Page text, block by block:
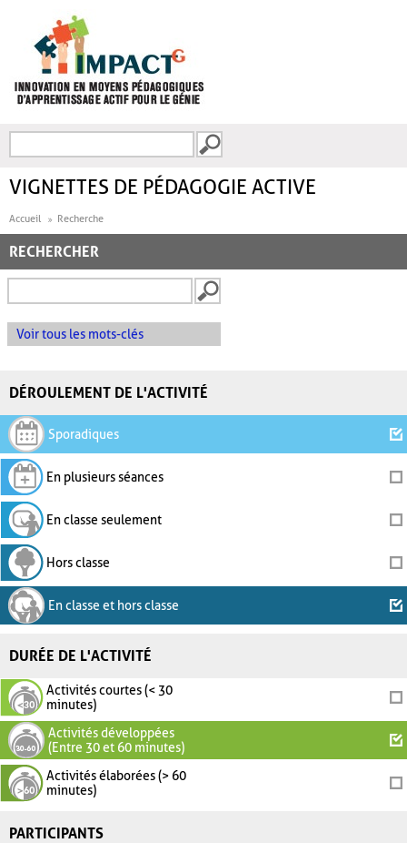
FORMULAIRE DE
VIGNETTES DE PÉDAGOGIE ACTIVE
Accueil Recherche
RECHERCHER
Voir tous les mots-clés
DÉROULEMENT DE L'ACTIVITÉ
Sporadiques
En plusieurs séances
En classe seulement
Hors classe
En classe et hors classe
DURÉE DE L'ACTIVITÉ
Activités courtes (< 30
minutes)
Activités développées
(Entre 30 et 60 minutes)
Activités élaborées (> 60
minutes)
PARTICIPANTS